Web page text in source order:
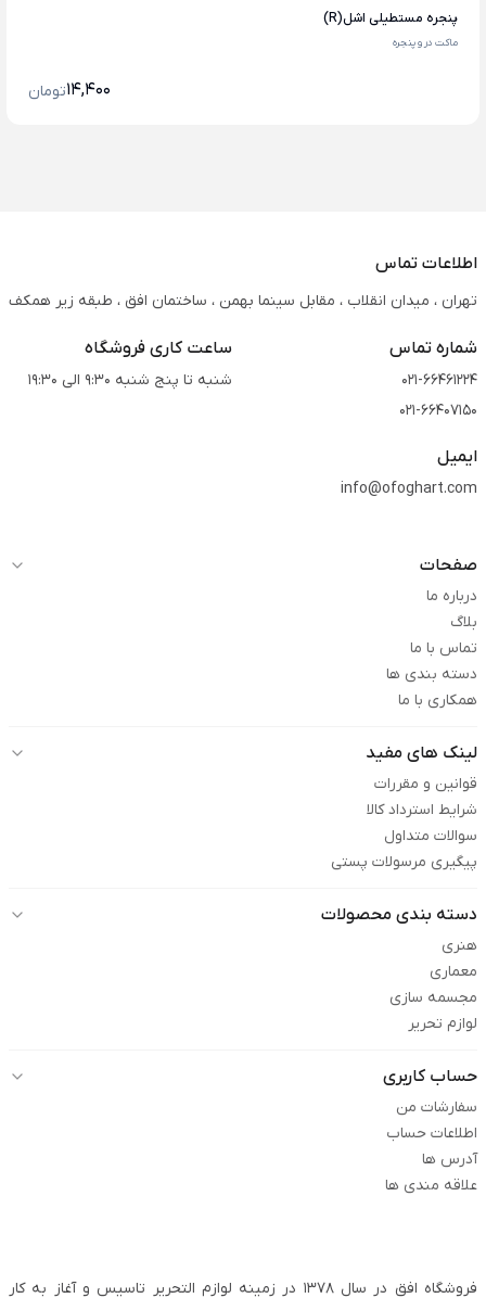
پنجره مستطیلی اشل(R)
ماکت در و پنجره
14,400تومان
اطلاعات تماس
تهران ، میدان انقلاب ، مقابل سینما بهمن ، ساختمان افق ، طبقه زیر همکف
شماره تماس
021-66461224
021-66407150
ساعت کاری فروشگاه
شنبه تا پنج شنبه 9:30 الی 19:30
ایمیل
info@ofoghart.com
صفحات
درباره ما
بلاگ
تماس با ما
دسته بندی ها
همکاری با ما
لینک های مفید
قوانین و مقررات
شرایط استرداد کالا
سوالات متداول
پیگیری مرسولات پستی
دسته بندی محصولات
هنری
معماری
مجسمه سازی
لوازم تحریر
حساب کاربری
سفارشات من
اطلاعات حساب
آدرس ها
علاقه مندی ها
فروشگاه افق در سال ۱۳۷۸ در زمینه لوازم التحریر تاسیس و آغاز به کار